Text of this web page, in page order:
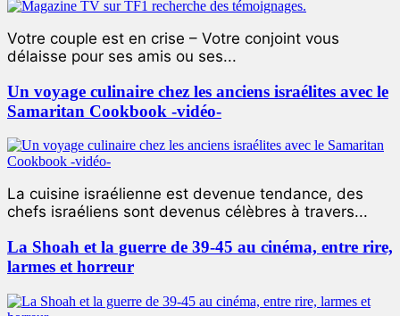
Votre couple est en crise – Votre conjoint vous
délaisse pour ses amis ou ses...
Un voyage culinaire chez les anciens israélites avec le
Samaritan Cookbook -vidéo-
La cuisine israélienne est devenue tendance, des
chefs israéliens sont devenus célèbres à travers...
La Shoah et la guerre de 39-45 au cinéma, entre rire,
larmes et horreur